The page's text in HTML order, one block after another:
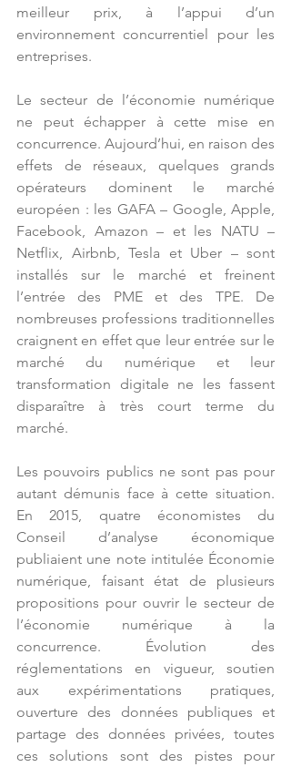
meilleur prix, à l’appui d’un
environnement concurrentiel pour les
entreprises.
Le secteur de l’économie numérique
ne peut échapper à cette mise en
concurrence. Aujourd’hui, en raison des
effets de réseaux, quelques grands
opérateurs dominent le marché
européen : les GAFA – Google, Apple,
Facebook, Amazon – et les NATU –
Netflix, Airbnb, Tesla et Uber – sont
installés sur le marché et freinent
l’entrée des PME et des TPE. De
nombreuses professions traditionnelles
craignent en effet que leur entrée sur le
marché du numérique et leur
transformation digitale ne les fassent
disparaître à très court terme du
marché.
Les pouvoirs publics ne sont pas pour
autant démunis face à cette situation.
En 2015, quatre économistes du
Conseil d’analyse économique
publiaient une note intitulée Économie
numérique, faisant état de plusieurs
propositions pour ouvrir le secteur de
l’économie numérique à la
concurrence. Évolution des
réglementations en vigueur, soutien
aux expérimentations pratiques,
ouverture des données publiques et
partage des données privées, toutes
ces solutions sont des pistes pour